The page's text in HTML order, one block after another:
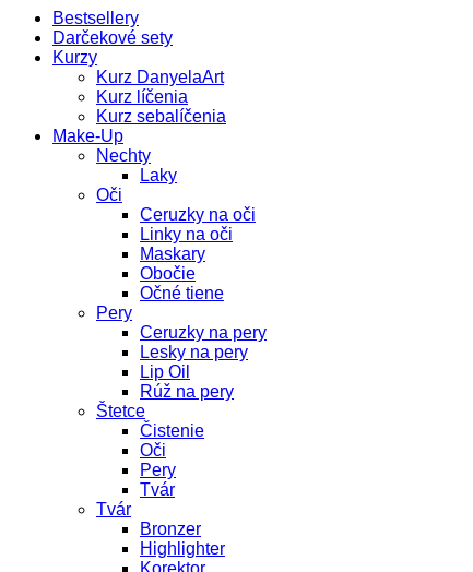
Bestsellery
Darčekové sety
Kurzy
Kurz DanyelaArt
Kurz líčenia
Kurz sebalíčenia
Make-Up
Nechty
Laky
Oči
Ceruzky na oči
Linky na oči
Maskary
Obočie
Očné tiene
Pery
Ceruzky na pery
Lesky na pery
Lip Oil
Rúž na pery
Štetce
Čistenie
Oči
Pery
Tvár
Tvár
Bronzer
Highlighter
Korektor